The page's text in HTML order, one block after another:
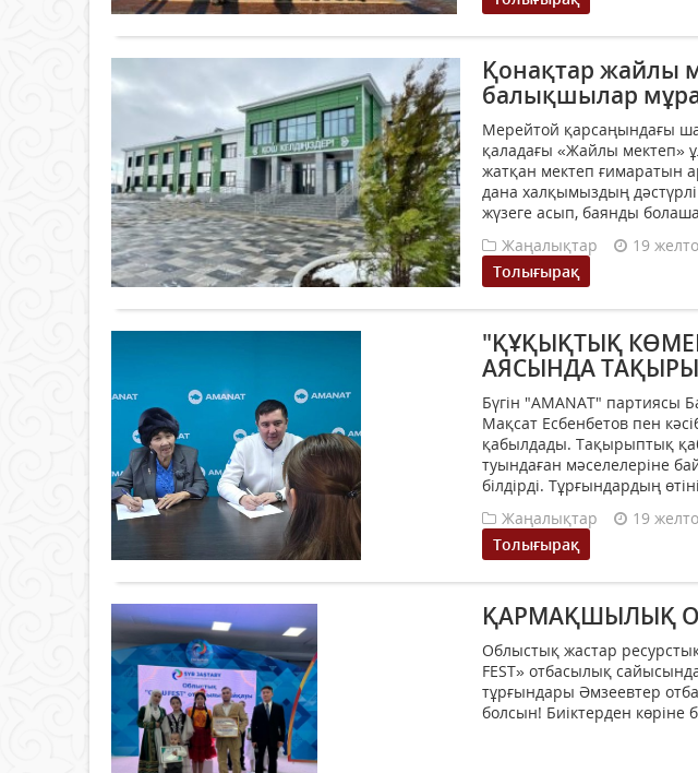
Қонақтар жайлы
балықшылар
Мерейтой қарсаңындағы
қаладағы «Жайлы мектеп»
жатқан мектеп ғимаратын
дана халқымыздың
жүзеге асып, баянды
Жаңалықтар
19
Толығырақ
"ҚҰҚЫҚТЫҚ
АЯСЫНДА
Бүгін "AMANAT"
Мақсат Есбенбетов пен
қабылдады. Тақырыптық
туындаған мәселелеріне
білдірді. Тұрғындардың
Жаңалықтар
19
Толығырақ
ҚАРМАҚШЫЛЫҚ
Облыстық жастар
FEST» отбасылық
тұрғындары Әмзеевтер
болсын! Биіктерден көріне